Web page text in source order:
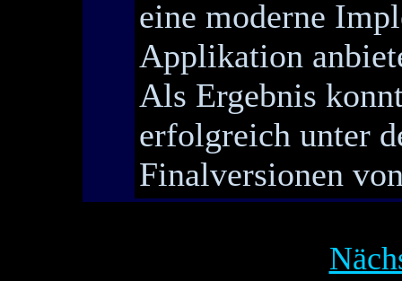
eine moderne
Applikation
Als Ergebnis
erfolgreich unter
Finalversionen